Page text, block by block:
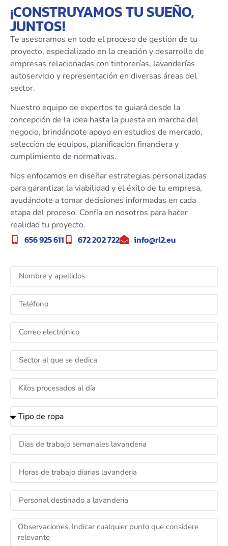
¡CONSTRUYAMOS TU SUEÑO,
JUNTOS!
Te asesoramos en todo el proceso de gestión de tu
proyecto, especializado en la creación y desarrollo de
empresas relacionadas con tintorerías, lavanderías
autoservicio y representación en diversas áreas del
sector.
Nuestro equipo de expertos te guiará desde la
concepción de la idea hasta la puesta en marcha del
negocio, brindándote apoyo en estudios de mercado,
selección de equipos, planificación financiera y
cumplimiento de normativas.
Nos enfocamos en diseñar estrategias personalizadas
para garantizar la viabilidad y el éxito de tu empresa,
ayudándote a tomar decisiones informadas en cada
etapa del proceso. Confía en nosotros para hacer
realidad tu proyecto.
656 925 611 672 202 722 info@rl2.eu